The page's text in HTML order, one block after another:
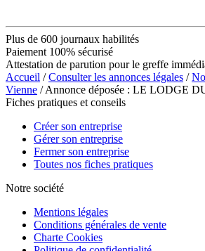
Plus de 600 journaux habilités
Paiement 100% sécurisé
Attestation de parution pour le greffe
Accueil /Consulter les annonces légales /
Vienne / Annonce déposée : LE LODGE
Fiches pratiques et conseils
Créer son entreprise
Gérer son entreprise
Fermer son entreprise
Toutes nos fiches pratiques
Notre société
Mentions légales
Conditions générales de vente
Charte Cookies